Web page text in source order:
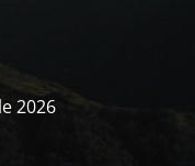
2026